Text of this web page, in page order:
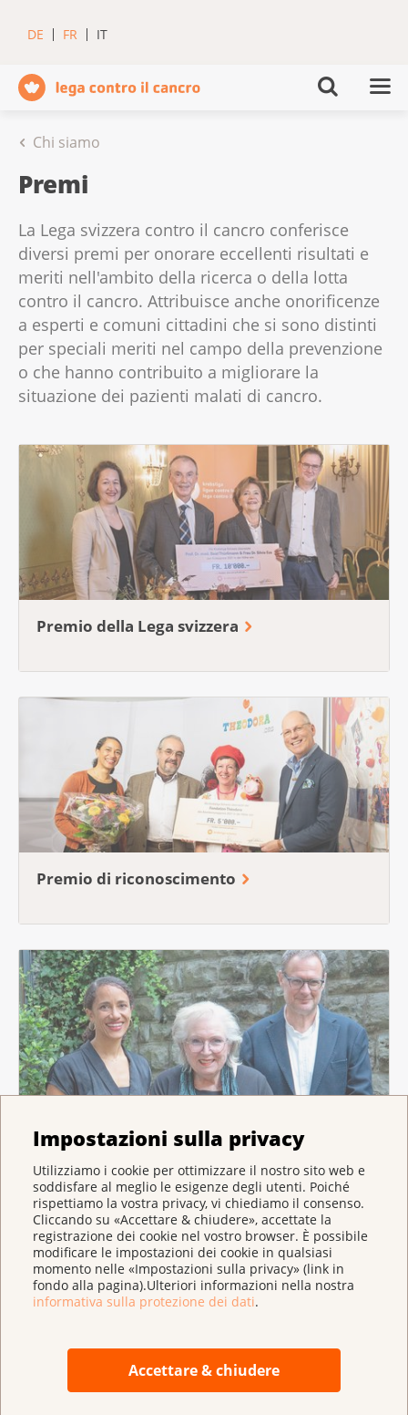
Impostazioni sulla privacy
Utilizziamo i cookie per ottimizzare il nostro sito web e
soddisfare al meglio le esigenze degli utenti. Poiché
rispettiamo la vostra privacy, vi chiediamo il consenso.
Cliccando su «Accettare & chiudere», accettate la
registrazione dei cookie nel vostro browser. È possibile
modificare le impostazioni dei cookie in qualsiasi
momento nelle «Impostazioni sulla privacy» (link in
fondo alla pagina).Ulteriori informazioni nella nostra
informativa sulla protezione dei dati.
Accettare & chiudere
DE FR IT
Chi siamo
Premi
La Lega svizzera contro il cancro conferisce
diversi premi per onorare eccellenti risultati e
meriti nell'ambito della ricerca o della lotta
contro il cancro. Attribuisce anche onorificenze
a esperti e comuni cittadini che si sono distinti
per speciali meriti nel campo della prevenzione
o che hanno contribuito a migliorare la
situazione dei pazienti malati di cancro.
Premio della Lega svizzera
Premio di riconoscimento
Medaglia della Lega